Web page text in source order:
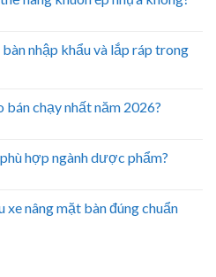
bàn nhập khẩu và lắp ráp trong
bán chạy nhất năm 2026?
hợp ngành dược phẩm?
nâng mặt bàn đúng chuẩn